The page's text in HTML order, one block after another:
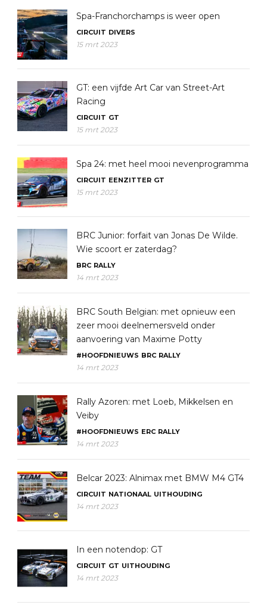
Spa-Franchorchamps is weer open
CIRCUIT DIVERS
15 mrt 2023
GT: een vijfde Art Car van Street-Art
Racing
CIRCUIT GT
15 mrt 2023
Spa 24: met heel mooi nevenprogramma
CIRCUIT EENZITTER GT
15 mrt 2023
BRC Junior: forfait van Jonas De Wilde.
Wie scoort er zaterdag?
BRC RALLY
14 mrt 2023
BRC South Belgian: met opnieuw een
zeer mooi deelnemersveld onder
aanvoering van Maxime Potty
#HOOFDNIEUWS BRC RALLY
14 mrt 2023
Rally Azoren: met Loeb, Mikkelsen en
Veiby
#HOOFDNIEUWS ERC RALLY
14 mrt 2023
Belcar 2023: Alnimax met BMW M4 GT4
CIRCUIT NATIONAAL UITHOUDING
14 mrt 2023
In een notendop: GT
CIRCUIT GT UITHOUDING
14 mrt 2023